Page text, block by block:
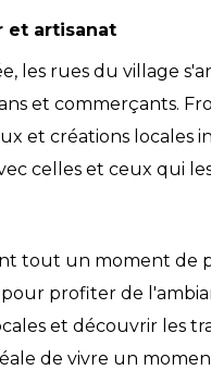
et artisanat
les rues du village
et commerçants.
et créations locales
celles et ceux qui
tout un moment de
profiter de
et découvrir les
de vivre un